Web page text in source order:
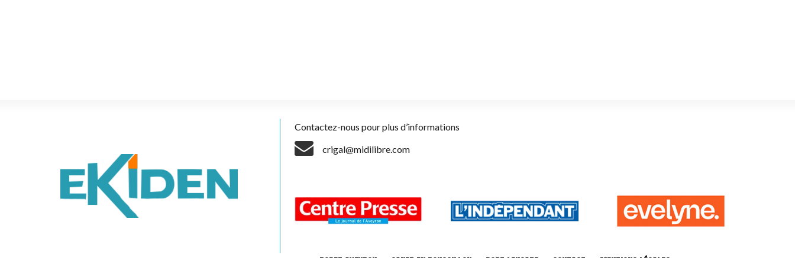
Contactez-nous pour plus d’informations
crigal@midilibre.com